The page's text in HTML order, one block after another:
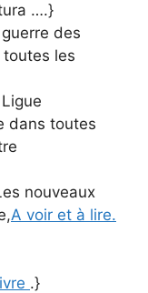
….}
des
les
dans toutes
nouveaux
A voir et à lire.
.}